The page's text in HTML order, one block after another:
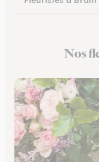
Fleuristes à
Nos